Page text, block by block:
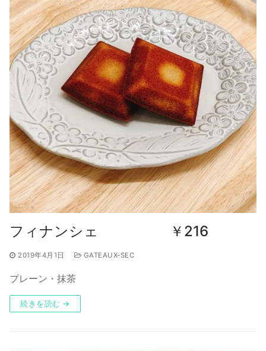
フィナンシェ ￥216
2019年4月1日 GATEAUX-SEC
プレーン・抹茶
続きを読む →